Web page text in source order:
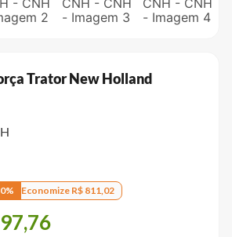
Trator New Holland
% Economize R$ 811,02
,76